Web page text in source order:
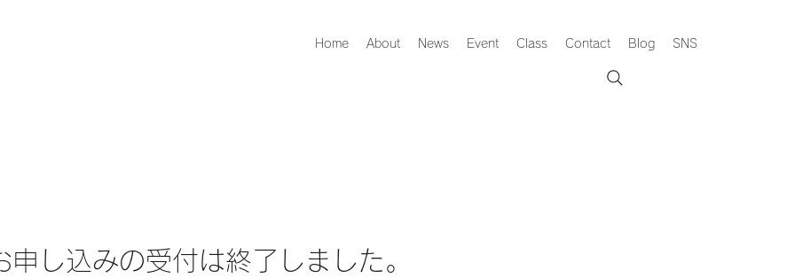
Home About News Event Class Contact Blog SNS
申し込みの受付は終了しました。